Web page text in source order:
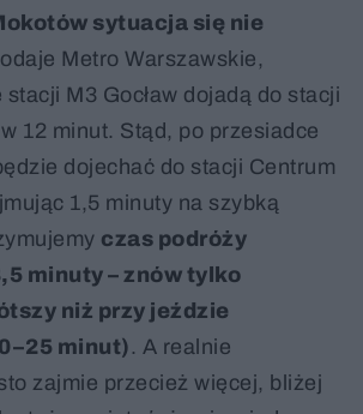
sytuacja się nie
Metro Warszawskie,
M3 Gocław dojadą do stacji
12 minut. Stąd, po przesiadce
dojechać do stacji Centrum
1,5 minuty na szybką
czas podróży
minuty – znów tylko
niż przy jeździe
minut) . A realnie
zajmie przecież więcej, bliżej